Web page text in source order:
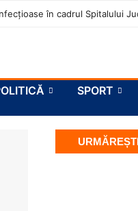
în cadrul Spitalului
SPORT